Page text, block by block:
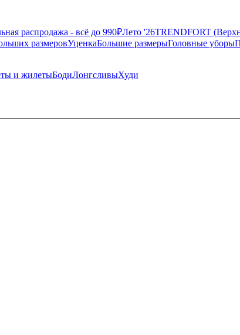
распродажа - всё до 990₽Лето '26TRENDFORT
размеровУценкаБольшие размерыГоловные уборы
и жилетыБодиЛонгсливыХуди